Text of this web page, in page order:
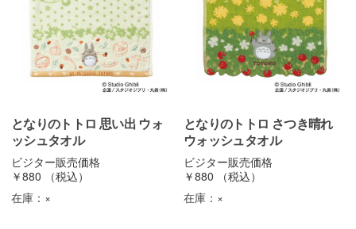
となりのトトロ 思い出 ウォ
ッシュタオル
ビジター販売価格
￥880
（税込）
在庫： ×
となりのトトロ さつき晴れ
ウォッシュタオル
ビジター販売価格
￥880
（税込）
在庫： ×